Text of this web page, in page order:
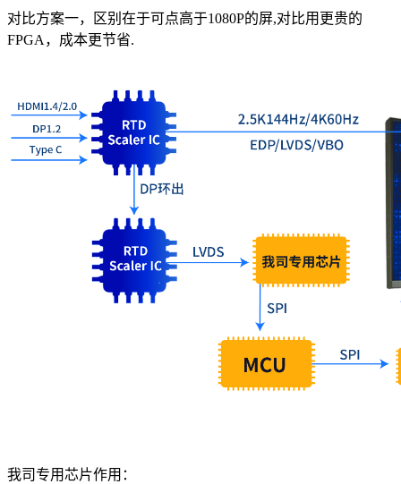
对比方案一，区别在于可点高于1080P的屏,对比用更贵的
FPGA，成本更节省.
我司专用芯片作用：